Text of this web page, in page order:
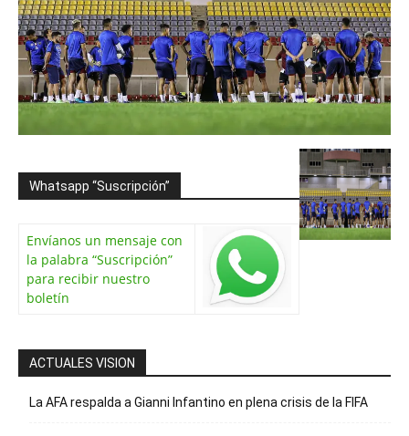
Whatsapp “Suscripción”
Envíanos un mensaje con
la palabra “Suscripción”
para recibir nuestro
boletín
ACTUALES VISION
La AFA respalda a Gianni Infantino en plena crisis de la FIFA